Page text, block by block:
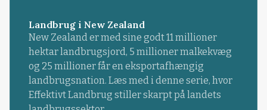
Landbrug i New Zealand
New Zealand er med sine godt 11 millioner
hektar landbrugsjord, 5 millioner malkekvæg
og 25 millioner får en eksportafhængig
landbrugsnation. Læs med i denne serie, hvor
Effektivt Landbrug stiller skarpt på landets